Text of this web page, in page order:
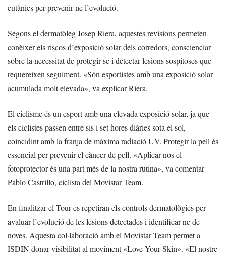
cutànies per prevenir-ne l’evolució.
Segons el dermatòleg Josep Riera, aquestes revisions permeten
conèixer els riscos d’exposició solar dels corredors, conscienciar
sobre la necessitat de protegir-se i detectar lesions sospitoses que
requereixen seguiment. «Són esportistes amb una exposició solar
acumulada molt elevada», va explicar Riera.
El ciclisme és un esport amb una elevada exposició solar, ja que
els ciclistes passen entre sis i set hores diàries sota el sol,
coincidint amb la franja de màxima radiació UV. Protegir la pell és
essencial per prevenir el càncer de pell. «Aplicar-nos el
fotoprotector és una part més de la nostra rutina», va comentar
Pablo Castrillo, ciclista del Movistar Team.
En finalitzar el Tour es repetiran els controls dermatològics per
avaluar l’evolució de les lesions detectades i identificar-ne de
noves. Aquesta col·laboració amb el Movistar Team permet a
ISDIN donar visibilitat al moviment «Love Your Skin». «El nostre